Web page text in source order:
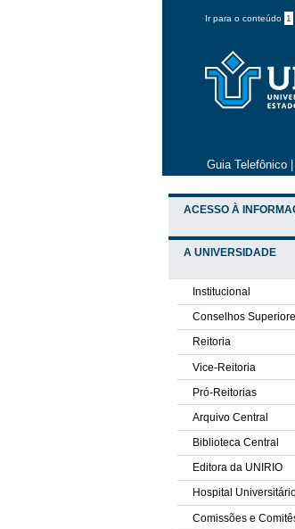
Ir para o conteúdo 1
Guia Telefônico
ACESSO À
A UNIVERSIDADE
Institucional
Conselhos
Reitoria
Vice-Reitoria
Pró-Reitorias
Arquivo Central
Biblioteca Central
Editora da UNIRIO
Hospital
Comissões e